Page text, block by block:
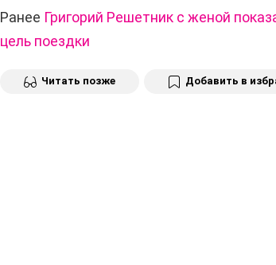
Ранее Григорий Решетник с женой
цель поездки
Читать позже Добавить в